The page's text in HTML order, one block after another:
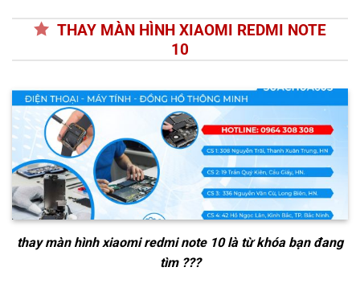
THAY MÀN HÌNH XIAOMI REDMI NOTE
10
thay màn hình xiaomi redmi note 10là từ khóa bạn đang
tìm ???